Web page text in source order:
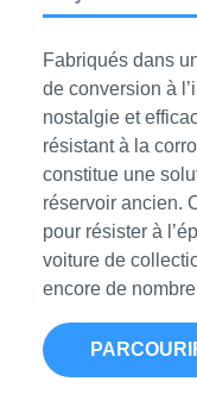
Fabriqués dans
de conversion à
nostalgie et
résistant à la
constitue une
réservoir ancien.
pour résister à
voiture de
encore de